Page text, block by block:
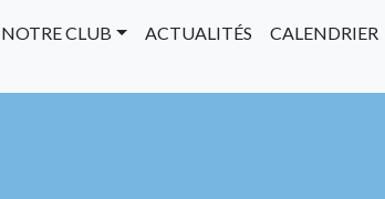
NOTRE CLUB ACTUALITÉS CALENDRIER